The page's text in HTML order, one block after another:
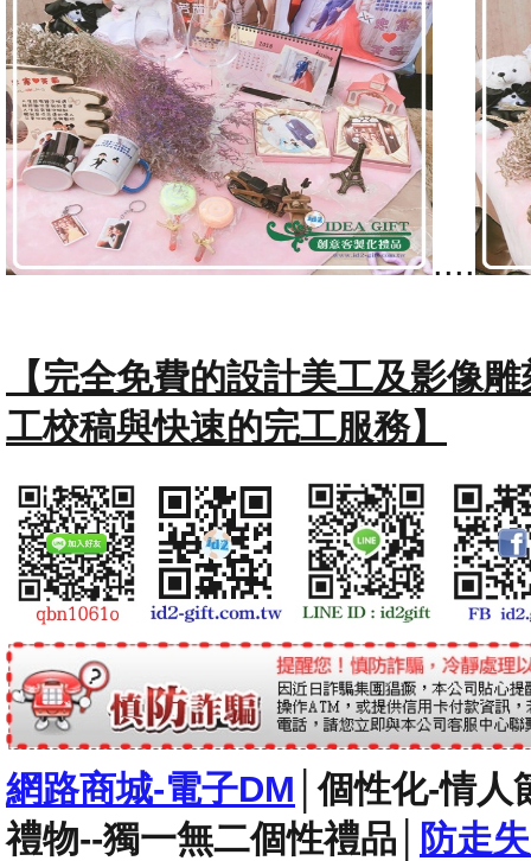
....
【完全免費的設計美工及影像
工校稿與快速的完工服務】
網路商城-電子DM │個性化-情人
禮物--獨一無二個性禮品
防走